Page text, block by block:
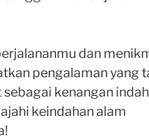
dan
pengalaman yang
kenangan
keindahan alam